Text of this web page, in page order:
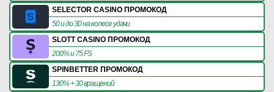
SELECTOR CASINO ПРОМОКОД
50 и до 30 на колесе удачи
SLOTT CASINO ПРОМОКОД
200% и 75 FS
SPINBETTER ПРОМОКОД
130% + 30 вращений